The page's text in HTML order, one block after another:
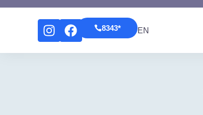
EN
*8343
*8343 EN